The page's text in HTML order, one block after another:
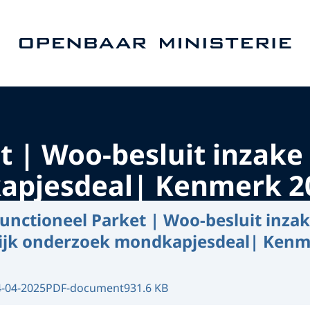
| Woo-besluit
Kenmerk
Parket | Woo-besluit
onderzoek mondkapjesdeal|
04-2025PDF-document931.6 KB